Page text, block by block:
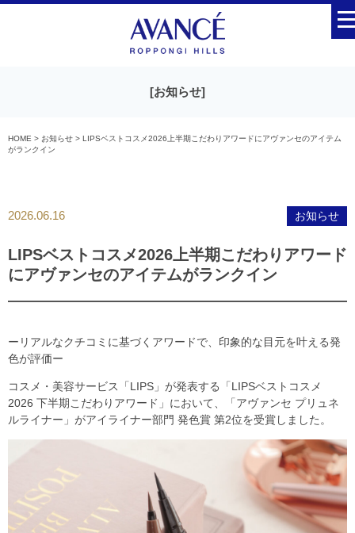
[お知らせ]
HOME > お知らせ > LIPSベストコスメ2026上半期こだわりアワードにアヴァンセのアイテム
がランクイン
2026.06.16 お知らせ
LIPSベストコスメ2026上半期こだわりアワード
にアヴァンセのアイテムがランクイン
ーリアルなクチコミに基づくアワードで、印象的な目元を叶える発
色が評価ー
コスメ・美容サービス「LIPS」が発表する「LIPSベストコスメ
2026 下半期こだわりアワード」において、「アヴァンセ プリュネ
ルライナー」がアイライナー部門 発色賞 第2位を受賞しました。